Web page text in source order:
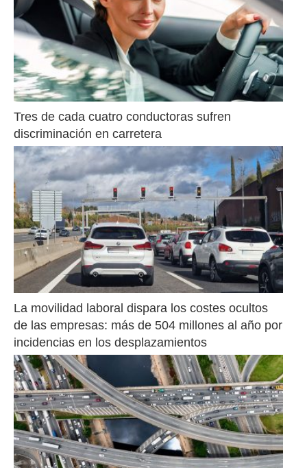
Tres de cada cuatro conductoras sufren
discriminación en carretera
La movilidad laboral dispara los costes ocultos
de las empresas: más de 504 millones al año por
incidencias en los desplazamientos